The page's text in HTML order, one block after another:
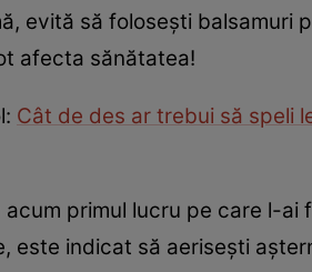
evită să folosești balsamuri
afecta sănătatea!
Cât de des ar trebui să speli
primul lucru pe care l-
este indicat să aerisești